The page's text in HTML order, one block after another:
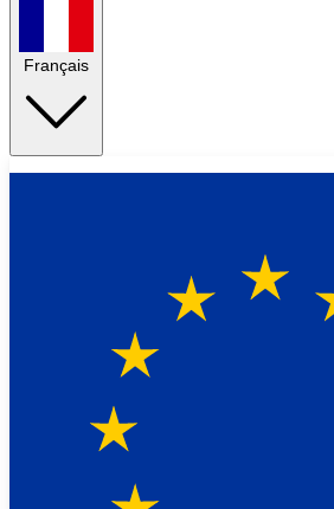
Français